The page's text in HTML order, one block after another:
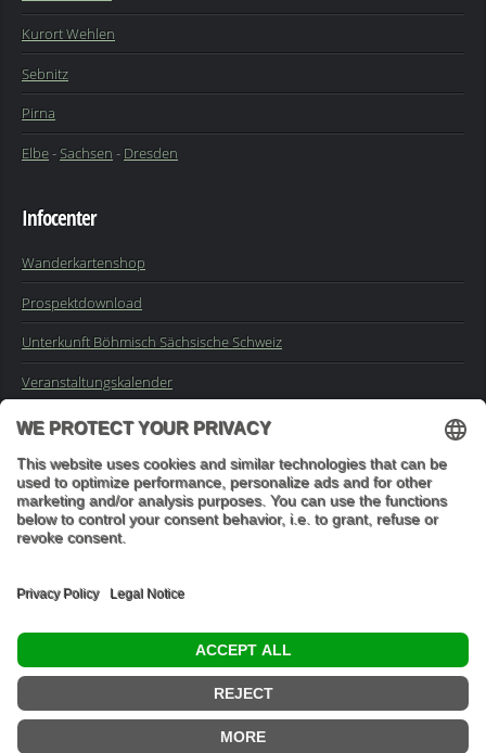
Kurort Wehlen
Sebnitz
Pirna
Elbe-Sachsen - Dresden
Infocenter
Wanderkartenshop
Prospektdownload
Unterkunft Böhmisch Sächsische Schweiz
Veranstaltungskalender
Impressum
Buchungsanfrage
"In den Wäldern sind Dinge, über die nachzudenken man jahrelang
im Moos liegen könnte." (Franz Kafka)